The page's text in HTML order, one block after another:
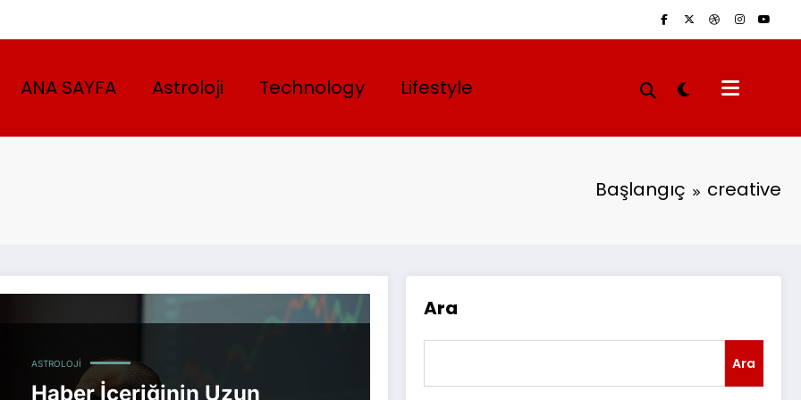
ANA SAYFA Astroloji Technology Lifestyle
Başlangıç creative
ASTROLOJI
Haber İçeriğinin Uzun
Ara
Ara